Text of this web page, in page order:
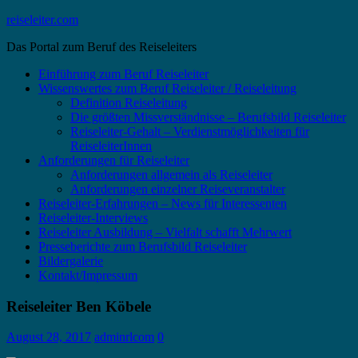
Zum
springen
reiseleiter.com
Das Portal zum Beruf des Reiseleiters
Einführung zum Beruf Reiseleiter
Wissenswertes zum Beruf Reiseleiter / Reiseleitung
Definition Reiseleitung
Die größten Missverständnisse – Berufsbild Reiseleiter
Reiseleiter-Gehalt – Verdienstmöglichkeiten für
ReiseleiterInnen
Anforderungen für Reiseleiter
Anforderungen allgemein als Reiseleiter
Anforderungen einzelner Reiseveranstalter
Reiseleiter-Erfahrungen – News für Interessenten
Reiseleiter-Interviews
Reiseleiter Ausbildung – Vielfalt schafft Mehrwert
Presseberichte zum Berufsbild Reiseleiter
Bildergalerie
Kontakt/Impressum
Reiseleiter Ben Köbele
August 28, 2017 adminrlcom 0